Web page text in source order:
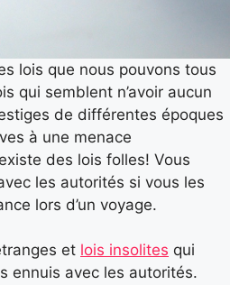
lois que nous pouvons tous
qui semblent n’avoir aucun
de différentes époques
à une menace
des lois folles! Vous
les autorités si vous les
lors d’un voyage.
et lois insolites qui
ennuis avec les autorités.